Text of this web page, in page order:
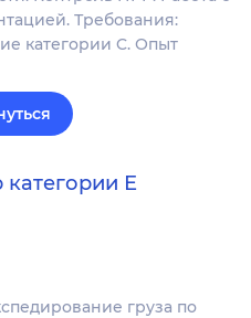
Требования:
категории C. Опыт
категории Е
груза по